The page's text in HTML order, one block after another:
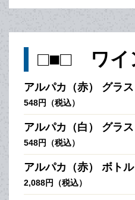
□■□ ワ
アルパカ（赤） グラス
548円（税込）
アルパカ（白） グラス
548円（税込）
アルパカ（赤） ボトル
2,088円（税込）